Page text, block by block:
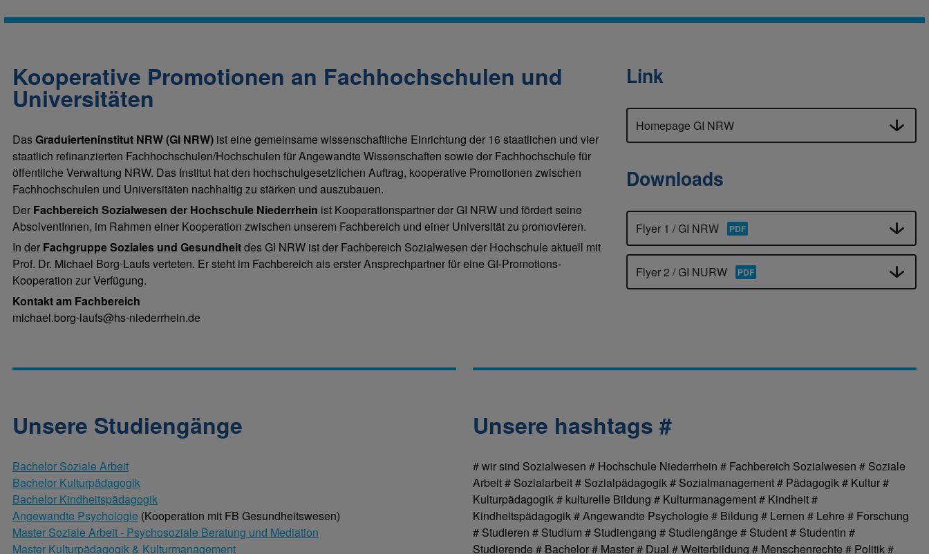
Kooperative Promotionen an Fachhochschulen und
Universitäten
DasGraduierteninstitut NRW (GI NRW) ist eine gemeinsame wissenschaftliche Einrichtung der 16 staatlichen und vier
staatlich refinanzierten Fachhochschulen/Hochschulen für Angewandte Wissenschaften sowie der Fachhochschule für
öffentliche Verwaltung NRW. Das Institut hat den hochschulgesetzlichen Auftrag, kooperative Promotionen zwischen
Fachhochschulen und Universitäten nachhaltig zu stärken und auszubauen.
Der Fachbereich Sozialwesen der Hochschule Niederrhein ist Kooperationspartner der GI NRW und fördert seine
AbsolventInnen, im Rahmen einer Kooperation zwischen unserem Fachbereich und einer Universität zu promovieren.
In der Fachgruppe Soziales und Gesundheitdes GI NRW ist der Fachbereich Sozialwesen der Hochschule aktuell mit
Prof. Dr. Michael Borg-Laufs verteten. Er steht im Fachbereich als erster Ansprechpartner für eine GI-Promotions-
Kooperation zur Verfügung.
Kontakt am Fachbereich
michael.borg-laufs@hs-niederrhein.de
Link
Homepage GI NRW
Downloads
Flyer 1 / GI NRW
Flyer 2 / GI NURW
Unsere Studiengänge
Bachelor Soziale Arbeit
Bachelor Kulturpädagogik
Bachelor Kindheitspädagogik
Angewandte Psychologie (Kooperation mit FB Gesundheitswesen)
Master Soziale Arbeit - Psychosoziale Beratung und Mediation
Master Kulturpädagogik & Kulturmanagement
Unsere hashtags #
# wir sind Sozialwesen # Hochschule Niederrhein # Fachbereich Sozialwesen # Soziale
Arbeit # Sozialarbeit # Sozialpädagogik # Sozialmanagement # Pädagogik # Kultur #
Kulturpädagogik # kulturelle Bildung # Kulturmanagement # Kindheit #
Kindheitspädagogik # Angewandte Psychologie # Bildung # Lernen # Lehre # Forschung
# Studieren # Studium # Studiengang # Studiengänge # Student # Studentin #
Studierende # Bachelor # Master # Dual # Weiterbildung # Menschenrechte # Politik #